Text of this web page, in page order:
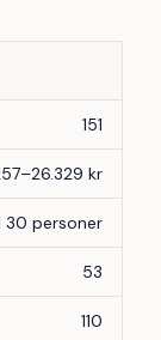
151
kr
30 personer
53
110